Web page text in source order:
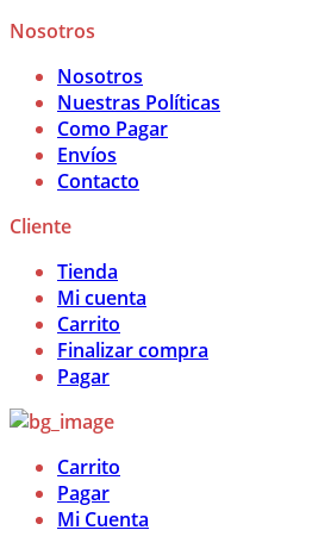
Nosotros
Nosotros
Nuestras Políticas
Como Pagar
Envíos
Contacto
Cliente
Tienda
Mi cuenta
Carrito
Finalizar compra
Pagar
Carrito
Pagar
Mi Cuenta